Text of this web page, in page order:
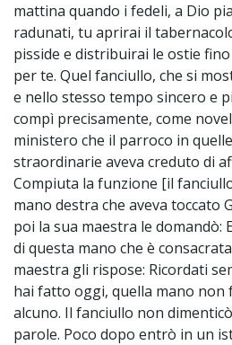
mattina quando i fedeli, a Dio
radunati, tu aprirai il
pisside e distribuirai le ostie fino
per te. Quel fanciullo, che si
e nello stesso tempo sincero e
compì precisamente, come
ministero che il parroco in
straordinarie aveva creduto di
Compiuta la funzione [il
mano destra che aveva toccato
poi la sua maestra le domandò:
di questa mano che è consacrata
maestra gli rispose: Ricordati
hai fatto oggi, quella mano non
alcuno. Il fanciullo non
parole. Poco dopo entrò in un